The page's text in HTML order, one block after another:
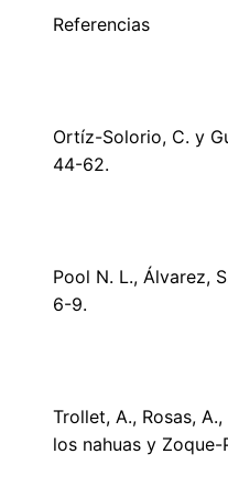
Referencias
Ortíz-Solorio, C. y
44-62.
Pool N. L., Álvarez,
6-9.
Trollet, A., Rosas,
los nahuas y